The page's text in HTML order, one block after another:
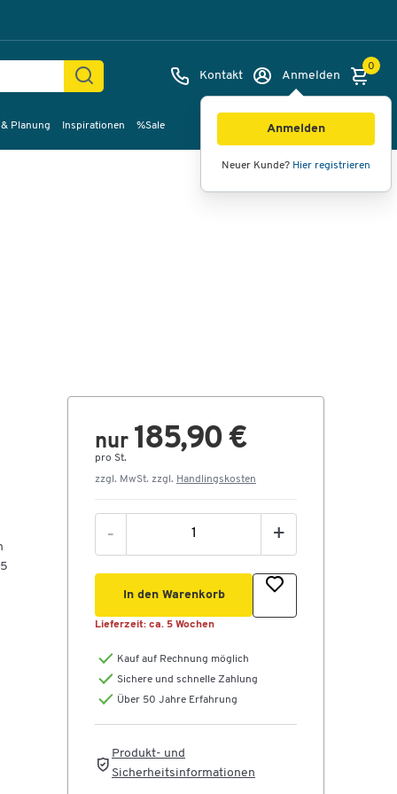
Kontakt Anmelden
Anmelden
Neuer Kunde? Hier registrieren
0
Planung Inspirationen %Sale
nur 185,90 €
pro St.
zzgl. MwSt. zzgl. Handlingskosten
- +
In den Warenkorb
Lieferzeit: ca. 5 Wochen
Kauf auf Rechnung möglich
Sichere und schnelle Zahlung
Über 50 Jahre Erfahrung
Produkt- und
Sicherheitsinformationen
Bilder Videos 360°-Ansicht